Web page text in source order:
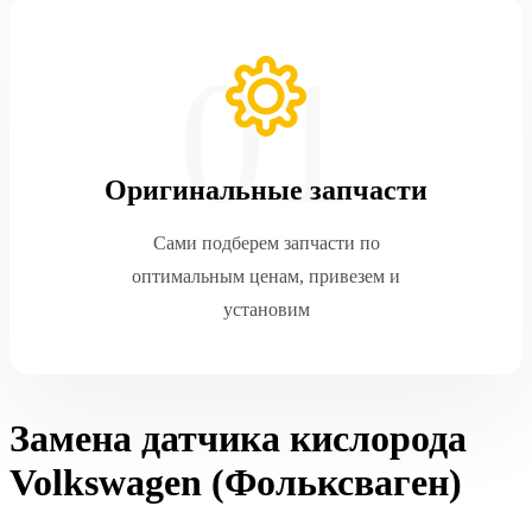
Оригинальные запчасти
Сами подберем запчасти по
оптимальным ценам, привезем и
установим
Замена датчика кислорода
Volkswagen (Фольксваген)